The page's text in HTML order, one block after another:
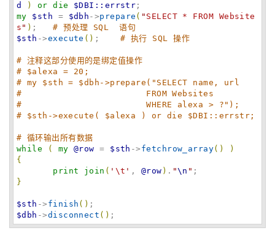
d
) or die $DBI::errstr
my
$sth = $dbh ->prepare ( " SELECT * FROM Website
s " ) ; # 预处理 SQL  语句
$sth ->execute ( ) ; # 执行 SQL 操作
# 注释这部分使用的是绑定值操作
# $alexa = 20;
# my $sth = $dbh->prepare("SELECT name, url
#                        FROM Websites
#                        WHERE alexa > ?");
# $sth->execute( $alexa ) or die $DBI::errstr;
# 循环输出所有数据
while
( my @row = $sth -> fetchrow_array( )
)
{
print
join ( ' \t ' , @row ) . "\n "
}
$sth -> finish ( )
$dbh ->disconnect ( ) ;